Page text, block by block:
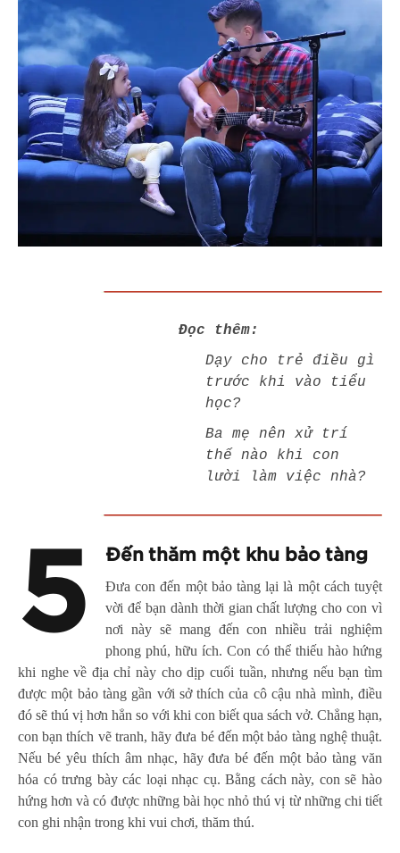
Đọc thêm:
Dạy cho trẻ điều gì
trước khi vào tiểu
học?
Ba mẹ nên xử trí
thế nào khi con
lười làm việc nhà?
5 Đến thăm một khu bảo tàng
Đưa con đến một bảo tàng lại là một cách tuyệt
vời để bạn dành thời gian chất lượng cho con vì
nơi này sẽ mang đến con nhiều trải nghiệm
phong phú, hữu ích. Con có thể thiếu hào hứng
khi nghe về địa chỉ này cho dịp cuối tuần, nhưng nếu bạn tìm
được một bảo tàng gần với sở thích của cô cậu nhà mình, điều
đó sẽ thú vị hơn hẳn so với khi con biết qua sách vở. Chẳng hạn,
con bạn thích vẽ tranh, hãy đưa bé đến một bảo tàng nghệ thuật.
Nếu bé yêu thích âm nhạc, hãy đưa bé đến một bảo tàng văn
hóa có trưng bày các loại nhạc cụ. Bằng cách này, con sẽ hào
hứng hơn và có được những bài học nhỏ thú vị từ những chi tiết
con ghi nhận trong khi vui chơi, thăm thú.